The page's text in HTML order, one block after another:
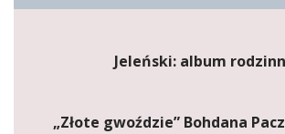
Jeleński: album
„Złote gwoździe” Bohdana